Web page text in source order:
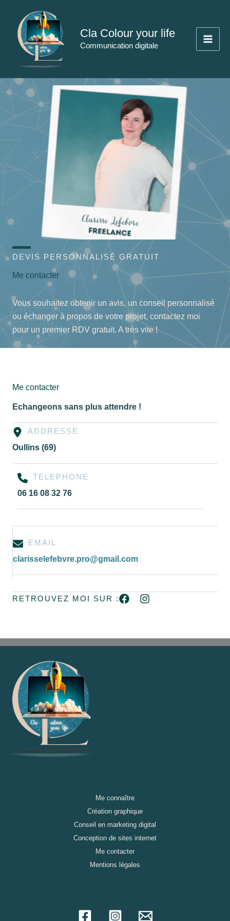
contenu
Cla Colour your life
Communication digitale
DEVIS PERSONNALISÉ GRATUIT
Me contacter
Vous souhaitez obtenir un avis, un conseil personnalisé
ou échanger à propos de votre projet, contactez moi
pour un premier RDV gratuit. A très vite !
Me contacter
Echangeons sans plus attendre !
ADDRESSE
Oullins (69)
TELEPHONE
06 16 08 32 76
EMAIL
clarisselefebvre.pro@gmail.com
RETROUVEZ MOI SUR :
Me connaître
Création graphique
Conseil en marketing digital
Conception de sites internet
Me contacter
Mentions légales